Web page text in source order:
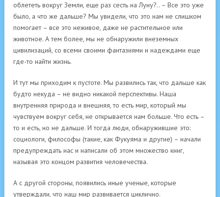
облететь вокруг Земли, еще раз сесть на Луну?.. – Все это уже
было, а что же дальше? Мы увидели, что это нам не слишком
помогает – все это неживое, даже не растительное или
животное. А тем более, мы не обнаружили внеземных
цивилизаций, со всеми своими фантазиями и надеждами еще
где-то найти жизнь.
И тут мы приходим к пустоте. Мы развились так, что дальше как
будто некуда – не видно никакой перспективы. Наша
внутренняя природа и внешняя, то есть мир, который мы
чувствуем вокруг себя, не открывается нам больше. Что есть –
то и есть, но не дальше. И тогда люди, обнаружившие это:
социологи, философы (такие, как Фукуяма и другие) – начали
предупреждать нас и написали об этом множество книг,
называя это концом развития человечества.
А с другой стороны, появились иные ученые, которые
утверждали, что наш мир развивается циклично.